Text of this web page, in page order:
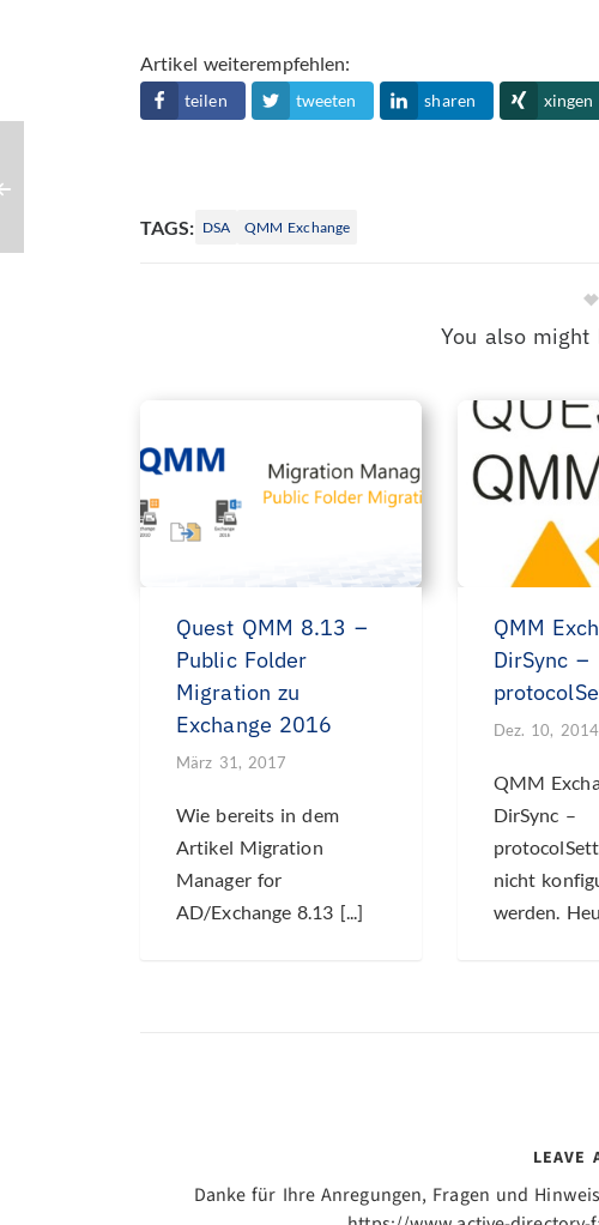
Artikel weiterempfehlen:
teilen tweeten sharen xingen
TAGS: DSA QMM Exchange
You also
Quest QMM 8.13 –
Public Folder
Migration zu
Exchange 2016
März 31, 2017
Wie bereits in dem
Artikel Migration
Manager for
AD/Exchange 8.13 [...]
QMM
DirSync –
Dez. 10, 2014
QMM
DirSync –
nicht
werden.
LEAVE
Danke für Ihre Anregungen, Fragen und